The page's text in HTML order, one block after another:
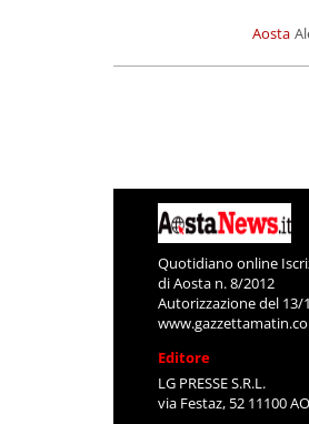
Aosta
Quotidiano online
di Aosta n. 8/2012
Autorizzazione del 13/
Editore
LG PRESSE S.R.L.
via Festaz, 52 11100